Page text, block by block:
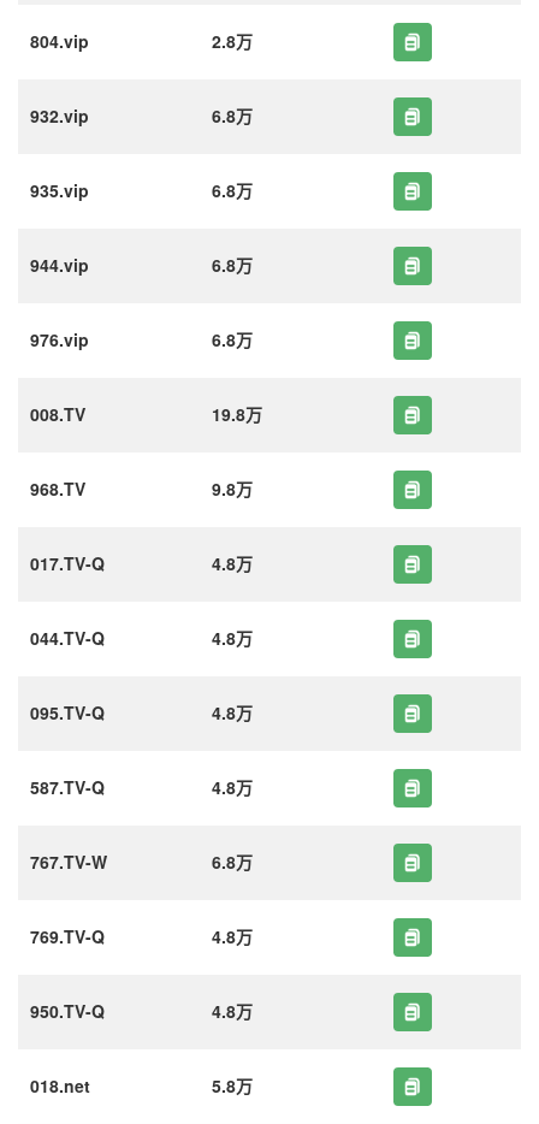
804.vip 2.8万
932.vip 6.8万
935.vip 6.8万
944.vip 6.8万
976.vip 6.8万
008.TV 19.8万
968.TV 9.8万
017.TV-Q 4.8万
044.TV-Q 4.8万
095.TV-Q 4.8万
587.TV-Q 4.8万
767.TV-W 6.8万
769.TV-Q 4.8万
950.TV-Q 4.8万
018.net 5.8万